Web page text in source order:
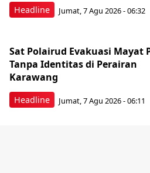
Headline Jumat, 7 Agu 2026 - 06:32
Headline
Sat Polairud Evakuasi Mayat
Tanpa Identitas di Perairan
Karawang
Jumat, 7 Agu 2026 - 06:11